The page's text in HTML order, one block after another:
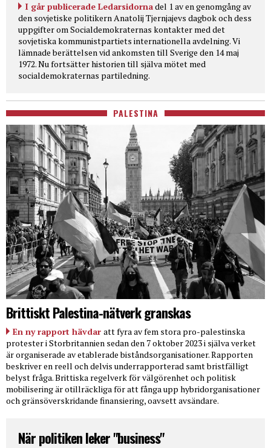
I går publicerade Ledarsidornadel 1 av en genomgång av
den sovjetiske politikern Anatolij Tjernjajevs dagbok och dess
uppgifter om Socialdemokraternas kontakter med det
sovjetiska kommunistpartiets internationella avdelning. Vi
lämnade berättelsen vid ankomsten till Sverige den 14 maj
1972. Nu fortsätter historien till själva mötet med
socialdemokraternas partiledning.
PALESTINA
Brittiskt Palestina-nätverk granskas
En ny rapport hävdar att fyra av fem stora pro-palestinska
protester i Storbritannien sedan den 7 oktober 2023 i själva verket
är organiserade av etablerade biståndsorganisationer. Rapporten
beskriver en reell och delvis underrapporterad samt bristfälligt
belyst fråga. Brittiska regelverk för välgörenhet och politisk
mobilisering är otillräckliga för att fånga upp hybridorganisationer
och gränsöverskridande finansiering, oavsett avsändare.
När politiken leker "business"